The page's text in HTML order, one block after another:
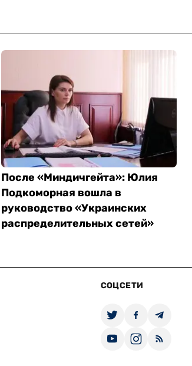
После «Миндичгейта»: Юлия
Подкоморная вошла в
руководство «Украинских
распределительных сетей»
СОЦСЕТИ